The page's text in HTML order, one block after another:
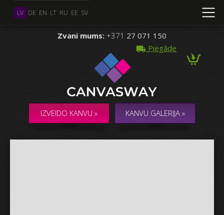
LV DE EN LT RU EE SV
Zvani mums: +371 27 071 150
Piegāde
IZVEIDO KANVU » KANVU GALERIJA »
Vairāki Foto
KOLĀŽA / KOMPOZĪCIJA no vairākiem Foto